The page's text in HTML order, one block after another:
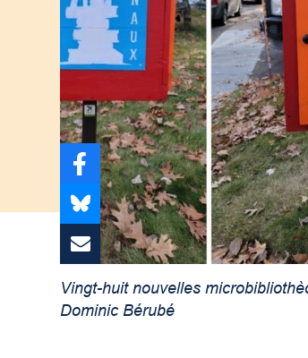
Vingt-huit nouvelles
Dominic Bérubé